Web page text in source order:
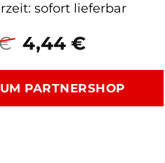
Ursprünglicher
war:
8,98 €
4,44 €Aktueller
ist:
4,44 €.
sofort lieferbar
PARTNERSHOP